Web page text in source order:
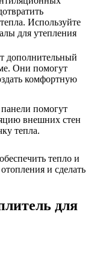
Используйте
для утепления
дополнительный
Они помогут
комфортную
помогут
внешних стен
тепла.
тепло и
и сделать
для